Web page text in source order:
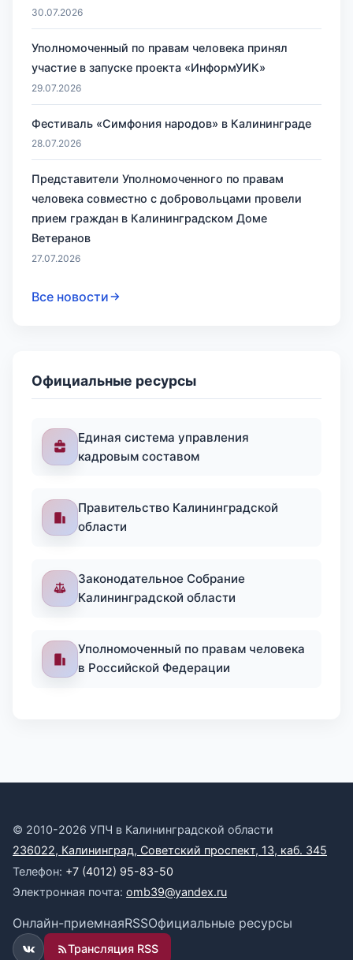
30.07.2026
Уполномоченный по правам человека принял
участие в запуске проекта «ИнформУИК»
29.07.2026
Фестиваль «Симфония народов» в Калининграде
28.07.2026
Представители Уполномоченного по правам
человека совместно с добровольцами провели
прием граждан в Калининградском Доме
Ветеранов
27.07.2026
Все новости
Официальные ресурсы
Единая система управления
кадровым составом
Правительство Калининградской
области
Законодательное Собрание
Калининградской области
Уполномоченный по правам человека
в Российской Федерации
© 2010-2026 УПЧ в Калининградской области
236022, Калининград, Советский проспект, 13, каб. 345
Телефон: +7 (4012) 95-83-50
Электронная почта: omb39@yandex.ru
Онлайн-приемнаяRSSОфициальные ресурсы
Трансляция RSS